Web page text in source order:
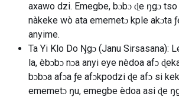
axawo dzi. Emegbe, bɔbɔ ɖe ŋgɔ
nàkeke wò ata ememetɔ kple akɔta
anyime.
Ta Yi Klo Do Ŋgɔ (Janu Sirsasana):
la, èbɔbɔ nɔa anyi eye nèdoa afɔ
bɔbɔa afɔa ƒe afɔkpodzi ɖe afɔ si
ememetɔ ŋu, emegbe èdoa asi ɖe